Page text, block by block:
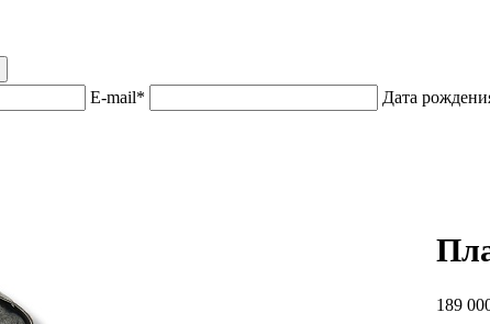
E-mail*
Дата
189